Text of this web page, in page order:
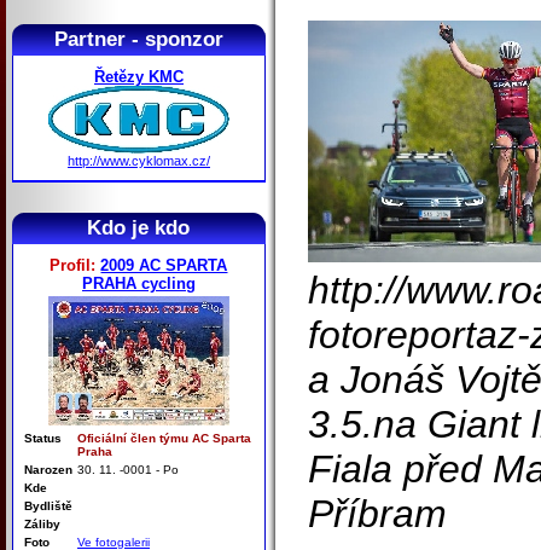
Partner - sponzor
Řetězy KMC
http://www.cyklomax.cz/
Kdo je kdo
Profil:2009 AC SPARTA
PRAHA cycling
Status
Oficiální člen týmu AC Sparta
Praha
Narozen 30. 11. -0001 - Po
Kde
Bydliště
Záliby
Foto
Ve fotogalerii
http://
a Jonáš
3.5.na Giant
Fiala před
Příbram